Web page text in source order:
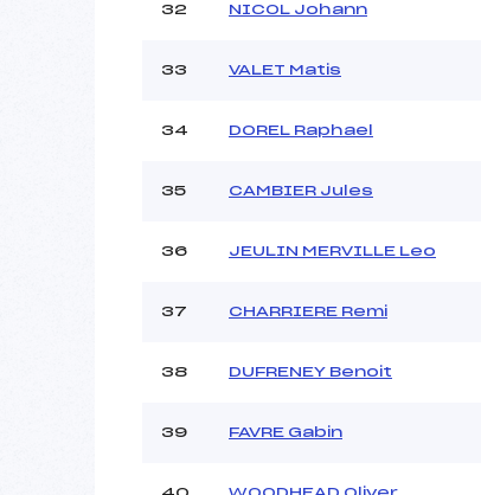
32 NICOL Johann
33 VALET Matis
34 DOREL Raphael
35 CAMBIER Jules
36 JEULIN MERVILLE Leo
37 CHARRIERE Remi
38 DUFRENEY Benoit
39 FAVRE Gabin